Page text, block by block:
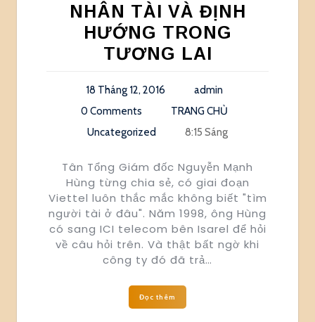
NHÂN TÀI VÀ ĐỊNH
HƯỚNG TRONG
TƯƠNG LAI
18 Tháng 12, 2016
admin
0 Comments
TRANG CHỦ
Uncategorized
8:15 Sáng
Tân Tổng Giám đốc Nguyễn Mạnh
Hùng từng chia sẻ, có giai đoạn
Viettel luôn thắc mắc không biết "tìm
người tài ở đâu". Năm 1998, ông Hùng
có sang ICI telecom bên Isarel để hỏi
về câu hỏi trên. Và thật bất ngờ khi
công ty đó đã trả…
Đọc thêm